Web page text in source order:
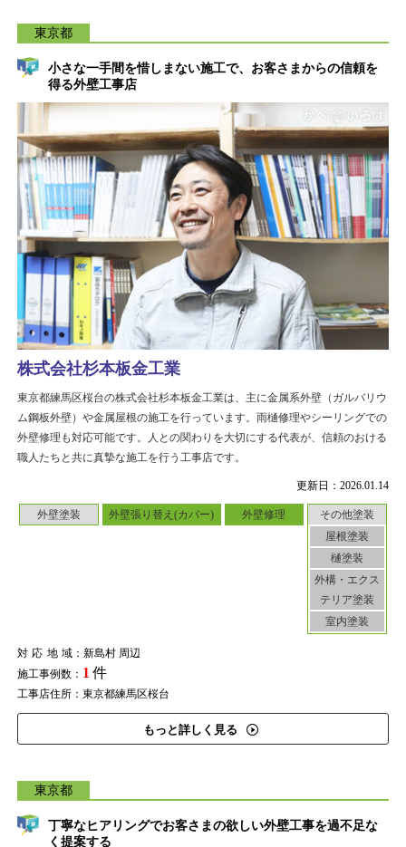
東京都
小さな一手間を惜しまない施工で、お客さまからの信頼を
得る外壁工事店
更新日：2026.01.14
外壁塗装 外壁張り替え(カバー) 外壁修理
その他塗装
屋根塗装
樋塗装
外構・エクス
テリア塗装
室内塗装
対応地域：新島村 周辺
施工事例数： 1 件
工事店住所：東京都練馬区桜台
もっと詳しく見る
株式会社杉本板金工業
東京都練馬区桜台の株式会社杉本板金工業は、主に金属系外壁（ガルバリウ
ム鋼板外壁）や金属屋根の施工を行っています。雨樋修理やシーリングでの
外壁修理も対応可能です。人との関わりを大切にする代表が、信頼のおける
職人たちと共に真摯な施工を行う工事店です。
東京都
丁寧なヒアリングでお客さまの欲しい外壁工事を過不足な
く提案する